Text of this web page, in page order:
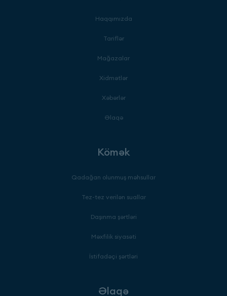
Haqqımızda
Tariflər
Mağazalar
Xidmətlər
Xəbərlər
Əlaqə
Kömək
Qadağan olunmuş məhsullar
Tez-tez verilən suallar
Daşınma şərtləri
Məxfilik siyasəti
İstifadəçi şərtləri
Əlaqə